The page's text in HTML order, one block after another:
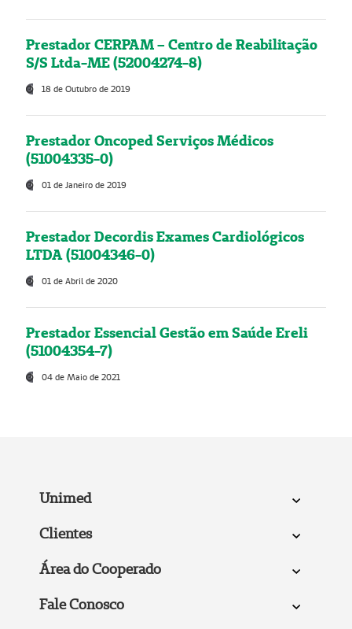
Prestador CERPAM – Centro de Reabilitação
S/S Ltda-ME (52004274-8)
18 de Outubro de 2019
Prestador Oncoped Serviços Médicos
(51004335-0)
01 de Janeiro de 2019
Prestador Decordis Exames Cardiológicos
LTDA (51004346-0)
01 de Abril de 2020
Prestador Essencial Gestão em Saúde Ereli
(51004354-7)
04 de Maio de 2021
Unimed
Clientes
Área do Cooperado
Fale Conosco